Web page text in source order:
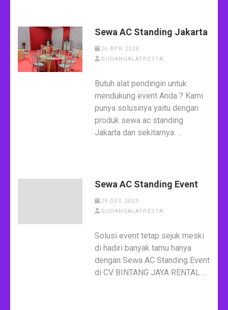
Sewa AC Standing Jakarta
26 APR 2024
GUDANGALATPESTA
Butuh alat pendingin untuk
mendukung event Anda ? Kami
punya solusinya yaitu dengan
produk sewa ac standing
Jakarta dan sekitarnya. …
Sewa AC Standing Event
29 DES 2023
GUDANGALATPESTA
Solusi event tetap sejuk meski
di hadiri banyak tamu hanya
dengan Sewa AC Standing Event
di CV BINTANG JAYA RENTAL …